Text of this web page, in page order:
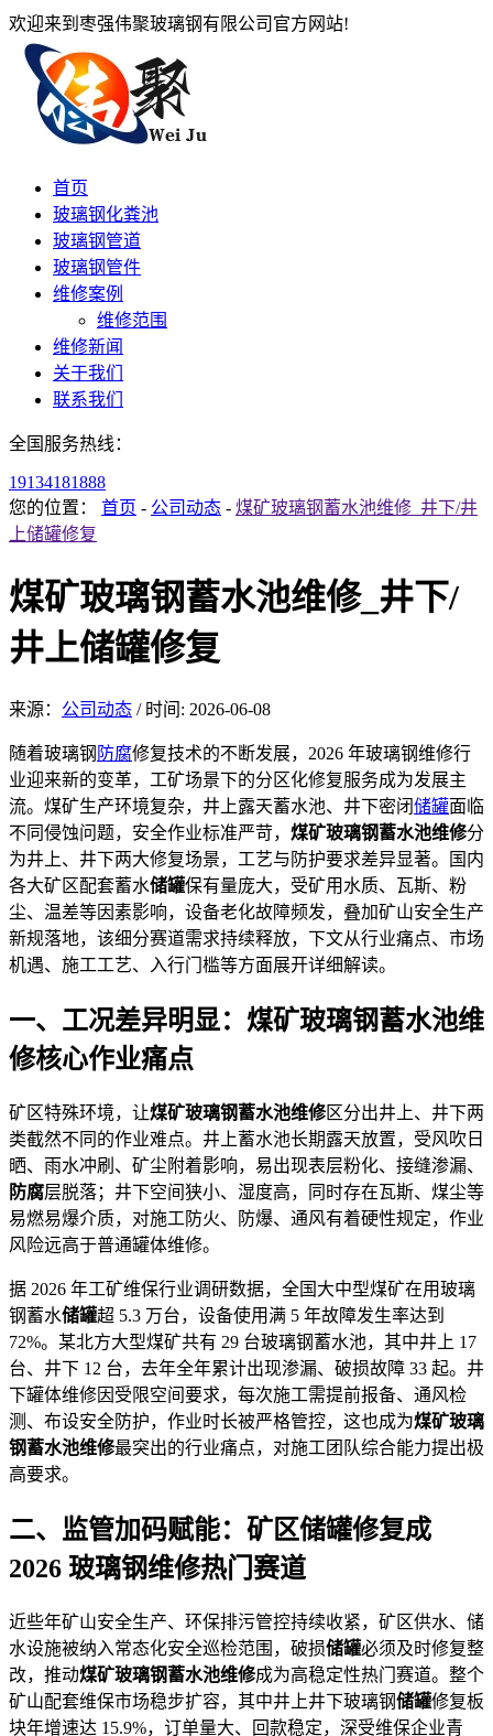
欢迎来到枣强伟聚玻璃钢有限公司官方网站!
首页
玻璃钢化粪池
玻璃钢管道
玻璃钢管件
维修案例
维修范围
维修新闻
关于我们
联系我们
全国服务热线：
19134181888
您的位置： 首页 - 公司动态 - 煤矿玻璃钢蓄水池维修_井下/井
上储罐修复
煤矿玻璃钢蓄水池维修_井下/
井上储罐修复
来源： 公司动态 / 时间: 2026-06-08
随着玻璃钢 防腐修复技术的不断发展，2026 年玻璃钢维修行
业迎来新的变革，工矿场景下的分区化修复服务成为发展主
流。煤矿生产环境复杂，井上露天蓄水池、井下密闭储罐面临
不同侵蚀问题，安全作业标准严苛， 煤矿玻璃钢蓄水池维修分
为井上、井下两大修复场景，工艺与防护要求差异显著。国内
各大矿区配套蓄水储罐保有量庞大，受矿用水质、瓦斯、粉
尘、温差等因素影响，设备老化故障频发，叠加矿山安全生产
新规落地，该细分赛道需求持续释放，下文从行业痛点、市场
机遇、施工工艺、入行门槛等方面展开详细解读。
一、工况差异明显：煤矿玻璃钢蓄水池维
修核心作业痛点
矿区特殊环境，让煤矿玻璃钢蓄水池维修区分出井上、井下两
类截然不同的作业难点。井上蓄水池长期露天放置，受风吹日
晒、雨水冲刷、矿尘附着影响，易出现表层粉化、接缝渗漏、
防腐层脱落；井下空间狭小、湿度高，同时存在瓦斯、煤尘等
易燃易爆介质，对施工防火、防爆、通风有着硬性规定，作业
风险远高于普通罐体维修。
据 2026 年工矿维保行业调研数据，全国大中型煤矿在用玻璃
钢蓄水储罐超 5.3 万台，设备使用满 5 年故障发生率达到
72%。某北方大型煤矿共有 29 台玻璃钢蓄水池，其中井上 17
台、井下 12 台，去年全年累计出现渗漏、破损故障 33 起。井
下罐体维修因受限空间要求，每次施工需提前报备、通风检
测、布设安全防护，作业时长被严格管控，这也成为煤矿玻璃
钢蓄水池维修最突出的行业痛点，对施工团队综合能力提出极
高要求。
二、监管加码赋能：矿区储罐修复成
2026 玻璃钢维修热门赛道
近些年矿山安全生产、环保排污管控持续收紧，矿区供水、储
水设施被纳入常态化安全巡检范围，破损储罐必须及时修复整
改，推动煤矿玻璃钢蓄水池维修成为高稳定性热门赛道。整个
矿山配套维保市场稳步扩容，其中井上井下玻璃钢储罐修复板
块年增速达 15.9%，订单量大、回款稳定，深受维保企业青